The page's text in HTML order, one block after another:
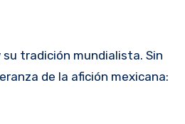
tradición mundialista. Sin
de la afición mexicana: